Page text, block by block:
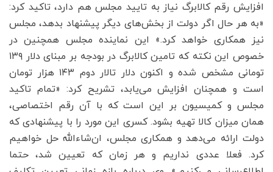
افزایش رقم کالابرگ نیاز به تایید مجلس هم دارد، تاکید کرد:
«به هر حال اگر دولت از بخش‌های دیگر پیشنهاد بدهد، مجلس
نیز همکاری خواهد کرد.» این نماینده مجلس همچنین در
خصوص این نکته که تامین کالابرگ در بودجه بر مبنای دلار ۱۳۹
تومانی مشخص شده و اکنون دلار تالار دوم ۱۴۳ هزار تومان
است و همچنان افزایش می‌یابد، تشریح کرد: «تمام تاکید
مجلس و کمیسیون بر این است که با آن رقم اختصاصی،
همان میزان کالا تهیه بشود. کسری این مورد را با پیشنهادی که
دولت ارائه می‌دهد و همکاری مجلس، ان‌شاءالله حل خواهیم
کرد. فعلا عددی نداریم و هر زمان که تعیین شد، حتما